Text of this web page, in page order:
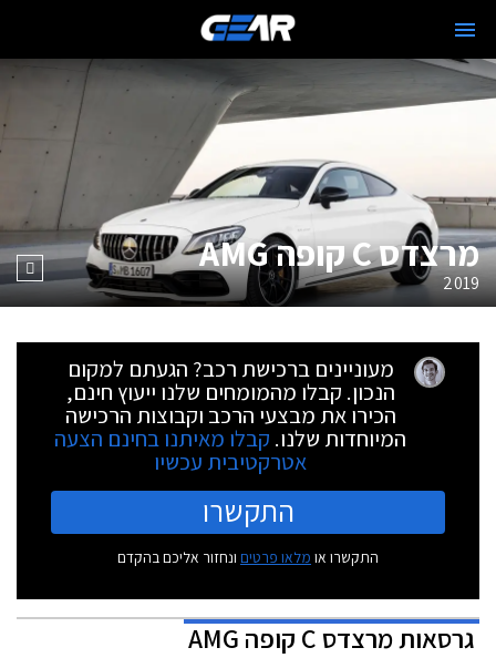
מרצדס C קופה AMG
2019
מעוניינים ברכישת רכב? הגעתם למקום
הנכון. קבלו מהמומחים שלנו ייעוץ חינם,
הכירו את מבצעי הרכב וקבוצות הרכישה
המיוחדות שלנו. קבלו מאיתנו בחינם הצעה
אטרקטיבית עכשיו
התקשרו
התקשרו או מלאו פרטים ונחזור אליכם בהקדם
גרסאותמרצדס C קופה AMG